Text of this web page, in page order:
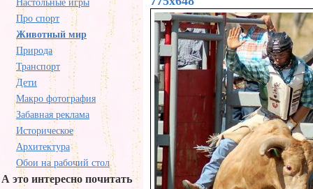
Настольные игры
Про спорт
Животный мир
Природа
Транспорт
Дети
Макро фотография
Забавная реклама
Историческое
Архитектура
Обои на рабочий стол
А это интересно почитать